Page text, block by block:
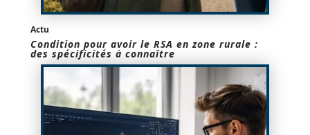
Actu
Condition pour avoir le RSA en zone rurale :
des spécificités à connaître